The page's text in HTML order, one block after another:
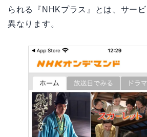
られる『NHKプラス』とは、サー
異なります。